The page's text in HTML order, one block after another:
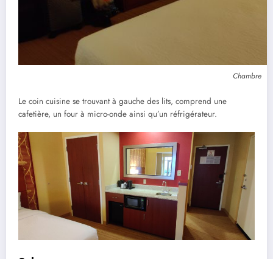
Chambre
Le coin cuisine se trouvant à gauche des lits, comprend une
cafetière, un four à micro-onde ainsi qu’un réfrigérateur.